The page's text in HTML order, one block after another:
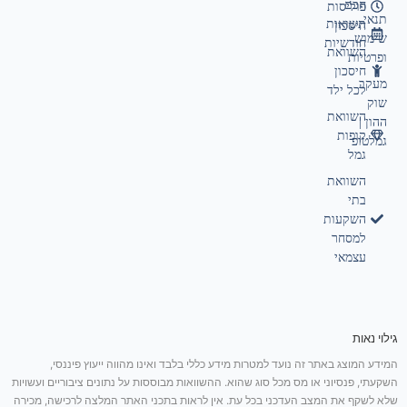
פוליסות
חיסכון
השוואת
חיסכון
לכל ילד
השוואת
קופות
גמל
השוואת
בתי
השקעות
למסחר
עצמאי
תנאי
שימוש
ופרטיות
מעקב
שוק
ההון |
גמלטופ
חכם
תשואות
חודשיות
גילוי נאות
המידע המוצג באתר זה נועד למטרות מידע כללי בלבד ואינו מהווה ייעוץ פיננסי,
השקעתי, פנסיוני או מס מכל סוג שהוא. ההשוואות מבוססות על נתונים ציבוריים ועשויות
שלא לשקף את המצב העדכני בכל עת. אין לראות בתכני האתר המלצה לרכישה, מכירה